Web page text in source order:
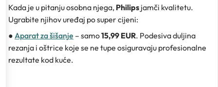
Kada je u pitanju osobna njega, Philips jamči kvalitetu.
Ugrabite njihov uređaj po super cijeni:
● Aparat za šišanje – samo15,99 EUR. Podesiva duljina
rezanja i oštrice koje se ne tupe osiguravaju profesionalne
rezultate kod kuće.